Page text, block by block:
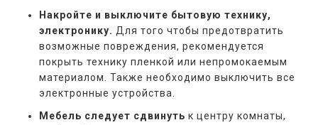
Накройте и выключите бытовую технику,
электронику. Для того чтобы предотвратить
возможные повреждения, рекомендуется
покрыть технику пленкой или непромокаемым
материалом. Также необходимо выключить все
электронные устройства.
Мебель следует сдвинуть к центру комнаты,